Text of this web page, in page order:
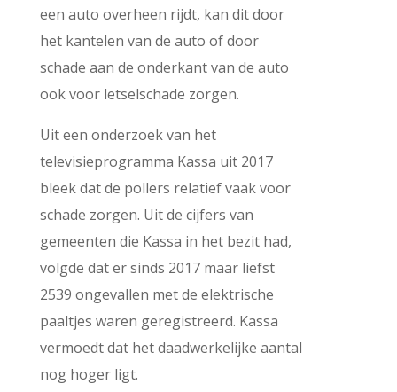
een auto overheen rijdt, kan dit door
het kantelen van de auto of door
schade aan de onderkant van de auto
ook voor letselschade zorgen.
Uit een onderzoek van het
televisieprogramma Kassa uit 2017
bleek dat de pollers relatief vaak voor
schade zorgen. Uit de cijfers van
gemeenten die Kassa in het bezit had,
volgde dat er sinds 2017 maar liefst
2539 ongevallen met de elektrische
paaltjes waren geregistreerd. Kassa
vermoedt dat het daadwerkelijke aantal
nog hoger ligt.